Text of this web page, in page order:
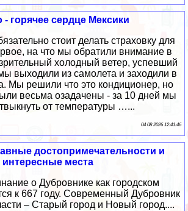
- горячее сердце Мексики
стоит делать страховку для
на что мы обратили внимание в
холодный ветер, успевший
выходили из самолета и заходили в
Мы решили что это кондиционер, но
весьма озадачены - за 10 дней мы
от температуры …...
04 08 2026 12:41:46
достопримечательности и
интересные места
о Дубровнике как городском
к 667 году. Современный Дубровник
– Старый город и Новый город....